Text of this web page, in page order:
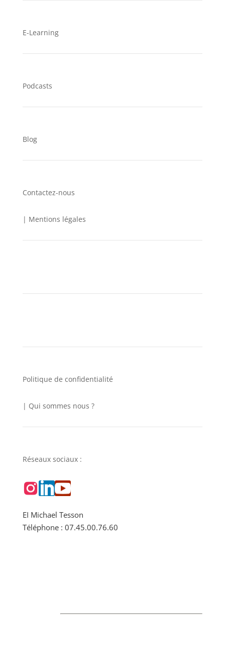
E-Learning
Podcasts
Blog
Contactez-nous
| Mentions légales
Politique de confidentialité
| Qui sommes nous ?
Réseaux sociaux :
EI Michael Tesson
Téléphone : 07.45.00.76.60